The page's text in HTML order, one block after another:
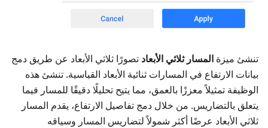
تنشئ ميزة المسار ثلاثي الأبعاد تصورًا ثلاثي الأبعاد عن طريق دمج
بيانات الارتفاع في المسارات ثنائية الأبعاد القياسية. تنشئ هذه
الوظيفة تمثيلاً معززًا بالعمق، مما يتيح تحليلًا دقيقًا للمسار فيما
يتعلق بالتضاريس. من خلال دمج تفاصيل الارتفاع، يقدم المسار
ثلاثي الأبعاد عرضًا أكثر شمولاً لتضاريس المسار وسياقه